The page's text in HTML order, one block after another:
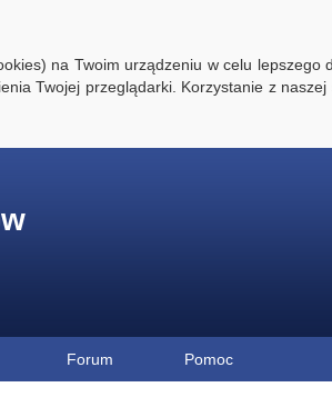
na Twoim urządzeniu w celu lepszego
Twojej przeglądarki. Korzystanie z
Forum Pomoc